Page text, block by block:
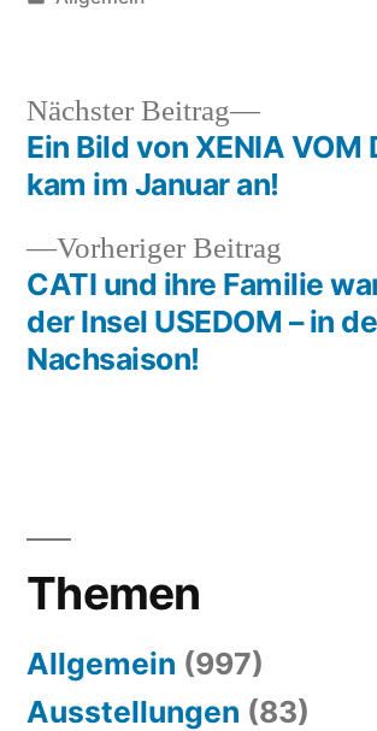
Vorheriger Beitrag
Beitrag:
CATI und ihre Familie
der Insel USEDOM – in
Nachsaison!
Nächster Beitrag
Nächster
Beitrag:
Ein Bild von XENIA VOM
kam im Januar an!
Themen
Allgemein (997)
Ausstellungen (83)